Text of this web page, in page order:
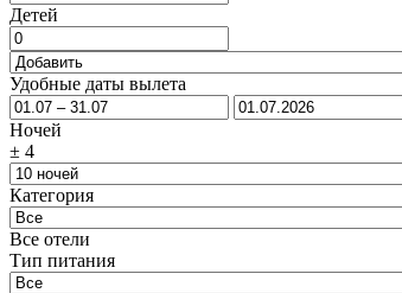
Детей
Удобные даты вылета
Ночей
± 4
Категория
Все отели
Тип питания